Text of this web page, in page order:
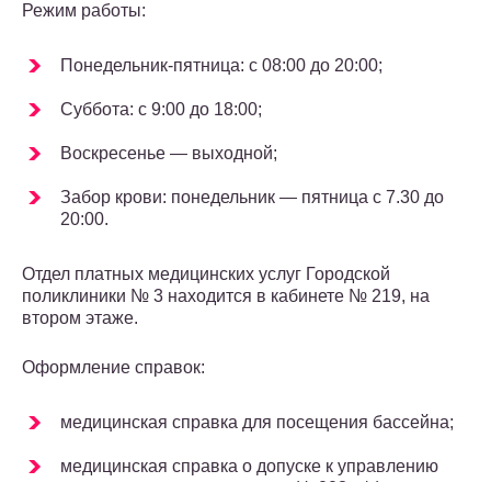
Режим работы:
Понедельник-пятница: с 08:00 до 20:00;
Суббота: с 9:00 до 18:00;
Воскресенье — выходной;
Забор крови: понедельник — пятница с 7.30 до
20:00.
Отдел платных медицинских услуг Городской
поликлиники № 3 находится в кабинете № 219, на
втором этаже.
Оформление справок:
медицинская справка для посещения бассейна;
медицинская справка о допуске к управлению